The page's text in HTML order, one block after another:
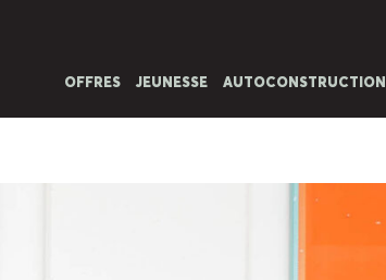
OFFRES JEUNESSE AUTOCONSTRUCTION